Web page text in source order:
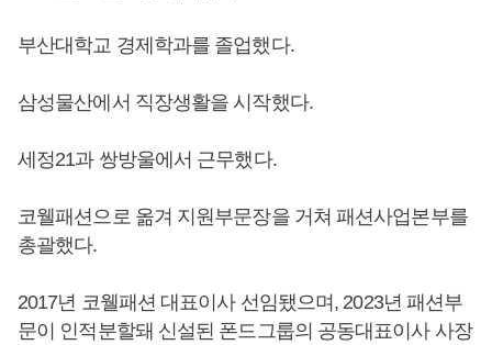
부산대학교 경제학과를 졸업했다.
삼성물산에서 직장생활을 시작했다.
세정21과 쌍방울에서 근무했다.
코웰패션으로 옮겨 지원부문장을 거쳐 패션사업본부를
총괄했다.
2017년 코웰패션 대표이사 선임됐으며, 2023년 패션부
문이 인적분할돼 신설된 폰드그룹의 공동대표이사 사장